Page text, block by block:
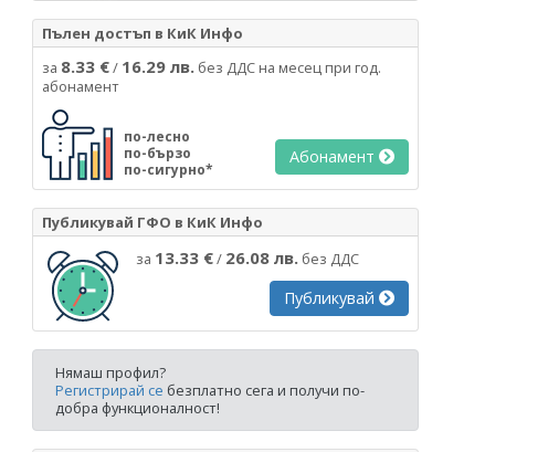
Пълен достъп в КиК Инфо
за 8.33 €/ 16.29 лв. без ДДС на месец при год.
абонамент
по-лесно
по-бързо
по-сигурно*
Абонамент
Публикувай ГФО в КиК Инфо
за 13.33 €/ 26.08 лв. без ДДС
Публикувай
Нямаш профил?
Регистрирай се безплатно сега и получи по-
добра функционалност!